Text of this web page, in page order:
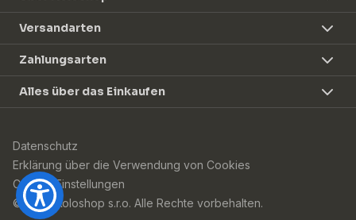
Versandarten
Zahlungsarten
Alles über das Einkaufen
Datenschutz
Erklärung über die Verwendung von Cookies
Cookie-Einstellungen
© 2026 Koloshop s.r.o. Alle Rechte vorbehalten.